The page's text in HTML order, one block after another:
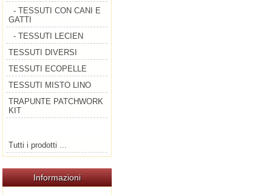
- TESSUTI CON CANI E
GATTI
- TESSUTI LECIEN
TESSUTI DIVERSI
TESSUTI ECOPELLE
TESSUTI MISTO LINO
TRAPUNTE PATCHWORK
KIT
Tutti i prodotti ...
Informazioni